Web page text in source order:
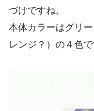
づけですね。
本体カラーはグリ
レンジ？）の４色